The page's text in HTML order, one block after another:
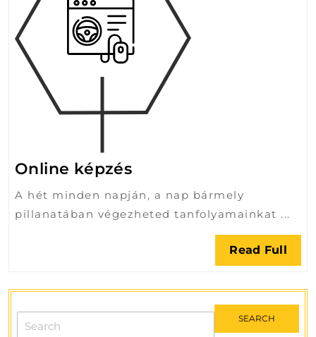
Online képzésOnline
képzés
A hét minden napján, a nap bármely
pillanatában végezheted tanfolyamainkat ...
Read Full
Full
Search
for: